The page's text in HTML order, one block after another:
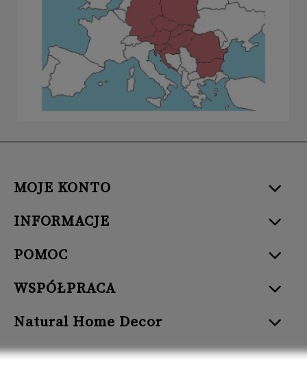
MOJE KONTO
INFORMACJE
POMOC
WSPÓŁPRACA
Natural Home Decor